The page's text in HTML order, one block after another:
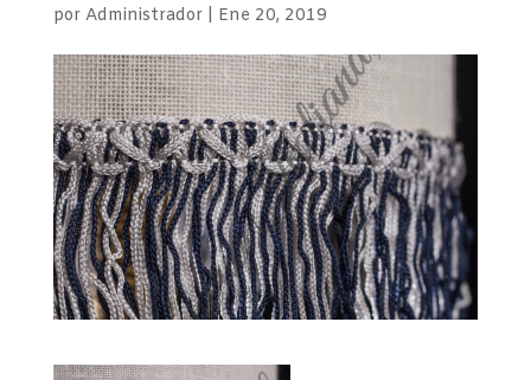
por Administrador| Ene 20, 2019